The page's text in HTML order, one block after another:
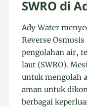
SWRO di
Ady Water
Reverse
pengolahan air,
laut (SWRO).
untuk mengolah
aman untuk
berbagai